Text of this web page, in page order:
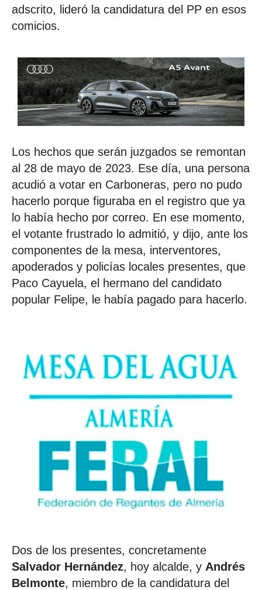
adscrito, lideró la candidatura del PP en esos
comicios.
Los hechos que serán juzgados se remontan
al 28 de mayo de 2023. Ese día, una persona
acudió a votar en Carboneras, pero no pudo
hacerlo porque figuraba en el registro que ya
lo había hecho por correo. En ese momento,
el votante frustrado lo admitió, y dijo, ante los
componentes de la mesa, interventores,
apoderados y policías locales presentes, que
Paco Cayuela, el hermano del candidato
popular Felipe, le había pagado para hacerlo.
Dos de los presentes, concretamente
Salvador Hernández, hoy alcalde, y Andrés
Belmonte, miembro de la candidatura del